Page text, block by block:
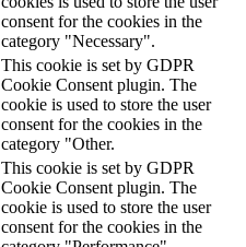
consent for the cookies in the
category "Necessary".
This cookie is set by GDPR
Cookie Consent plugin. The
cookie is used to store the user
consent for the cookies in the
category "Other.
This cookie is set by GDPR
Cookie Consent plugin. The
cookie is used to store the user
consent for the cookies in the